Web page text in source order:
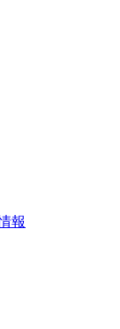
報